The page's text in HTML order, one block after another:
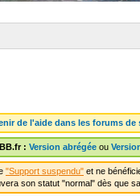
de l'aide dans les forums de
: Version abrégéeou
"Support suspendu" et ne
son statut "normal" dès que